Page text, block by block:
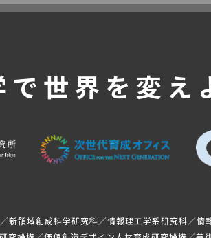
世界を変え
領域創成科学研究科／情報理工学系研究科／